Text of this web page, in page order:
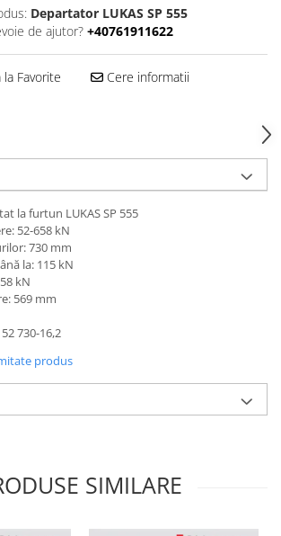
paturi si
Departator LUKAS SP 555
de ajutor? +40761911622
Favorite Cere informatii
la furtun LUKAS SP 555
52-658 kN
730 mm
la: 115 kN
kN
569 mm
730-16,2
produs
SIMILARE